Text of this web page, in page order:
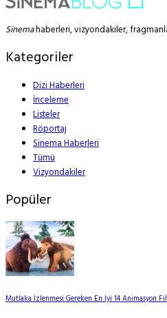
Sinemahaberleri, vizyondakiler,
Kategoriler
Dizi Haberleri
İnceleme
Listeler
Röportaj
Sinema Haberleri
Tümü
Vizyondakiler
Popüler
Mutlaka İzlenmesi Gereken En İyi 14 Animasyon